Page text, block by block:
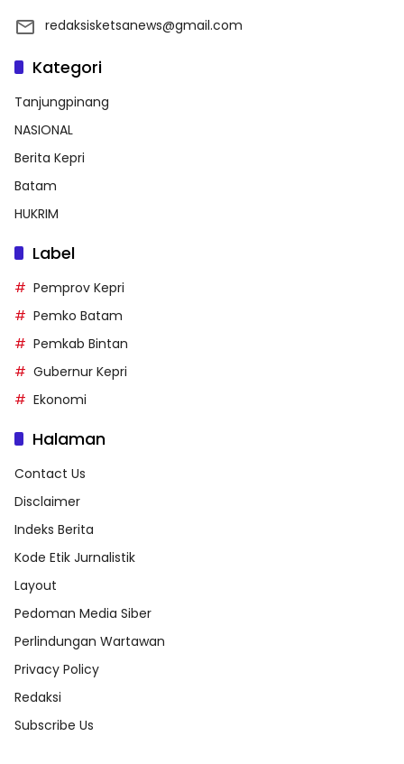
redaksisketsanews@gmail.com
Kategori
Tanjungpinang
NASIONAL
Berita Kepri
Batam
HUKRIM
Label
Pemprov Kepri
Pemko Batam
Pemkab Bintan
Gubernur Kepri
Ekonomi
Halaman
Contact Us
Disclaimer
Indeks Berita
Kode Etik Jurnalistik
Layout
Pedoman Media Siber
Perlindungan Wartawan
Privacy Policy
Redaksi
Subscribe Us